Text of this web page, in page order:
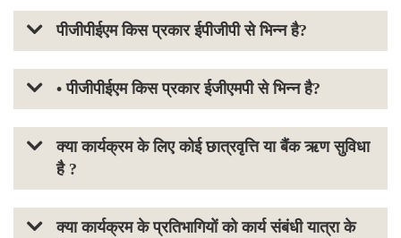
पीजीपीईएम किस प्रकार ईपीजीपी से भिन्न है?
• पीजीपीईएम किस प्रकार ईजीएमपी से भिन्न है?
क्या कार्यक्रम के लिए कोई छात्रवृत्ति या बैंक ऋण सुविधा
है ?
क्या कार्यक्रम के प्रतिभागियों को कार्य संबंधी यात्रा के